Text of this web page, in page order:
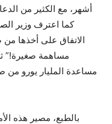
أشهر، مع الكثير من
كما اعترف وزير
الاتفاق على أخذها
مساهمة صغيرة!”
مساعدة المليار يورو من
بالطبع، مصير هذه